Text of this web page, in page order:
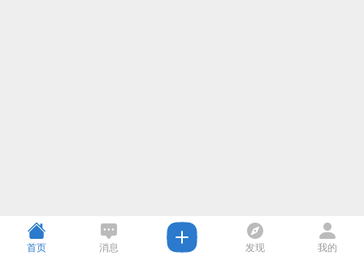
首页 消息 发现 我的